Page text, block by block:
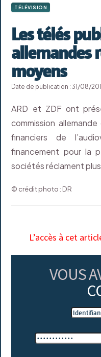
TÉLÉVISION
Les télés
allemandes
moyens
Date de publication : 31/08/
ARD et ZDF ont
commission
financiers de
financement pour la
sociétés réclament
© crédit photo : DR
L’accès à cet
VOUS